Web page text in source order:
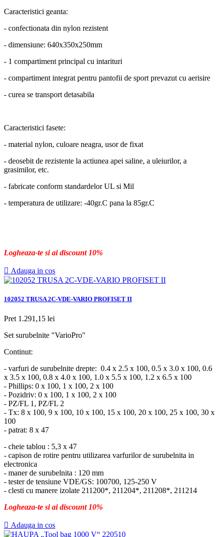
Caracteristici geanta:
- confectionata din nylon rezistent
- dimensiune: 640x350x250mm
- 1 compartiment principal cu intarituri
- compartiment integrat pentru pantofii de sport prevazut cu aerisire
- curea se transport detasabila
Caracteristici fasete:
- material nylon, culoare neagra, usor de fixat
- deosebit de rezistente la actiunea apei saline, a uleiurilor, a
grasimilor, etc.
- fabricate conform standardelor UL si Mil
- temperatura de utilizare: -40gr.C pana la 85gr.C
Logheaza-te si ai discount 10%
 Adauga in cos
102052 TRUSA 2C-VDE-VARIO PROFISET II
Pret 1.291,15 lei
Set surubelnite "VarioPro"
Continut:
- varfuri de surubelnite drepte: 0.4 x 2.5 x 100, 0.5 x 3.0 x 100, 0.6
x 3.5 x 100, 0.8 x 4.0 x 100, 1.0 x 5.5 x 100, 1.2 x 6.5 x 100
- Phillips: 0 x 100, 1 x 100, 2 x 100
- Pozidriv: 0 x 100, 1 x 100, 2 x 100
- PZ/FL 1, PZ/FL 2
- Tx: 8 x 100, 9 x 100, 10 x 100, 15 x 100, 20 x 100, 25 x 100, 30 x
100
- patrat: 8 x 47
- cheie tablou : 5,3 x 47
- capison de rotire pentru utilizarea varfurilor de surubelnita in
electronica
- maner de surubelnita : 120 mm
- tester de tensiune VDE/GS: 100700, 125-250 V
- clesti cu manere izolate 211200*, 211204*, 211208*, 211214
Logheaza-te si ai discount 10%
 Adauga in cos